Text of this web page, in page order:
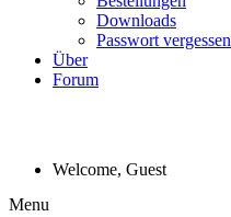
Downloads
Passwort vergessen
Über
Forum
Welcome, Guest
Menu